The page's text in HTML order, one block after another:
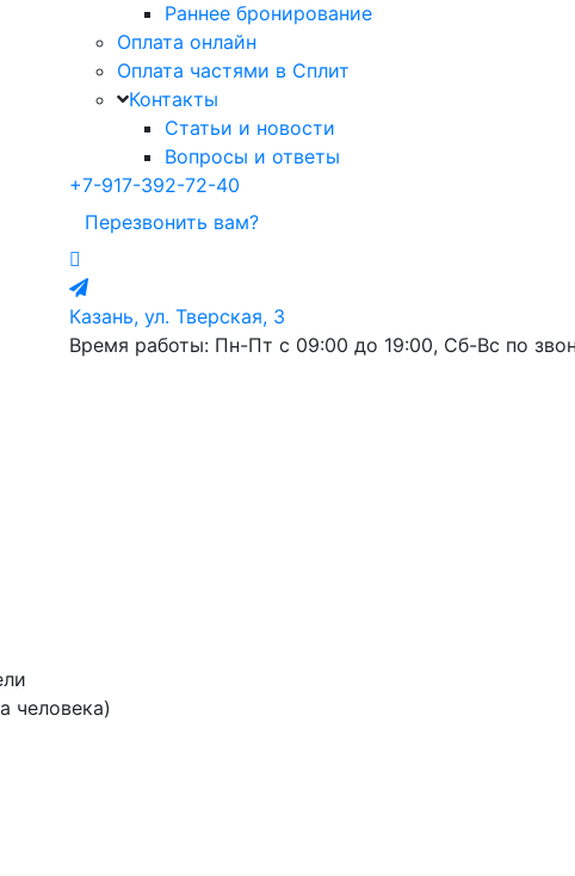
Раннее бронирование
Оплата онлайн
Оплата частями в Сплит
Контакты
Статьи и новости
Вопросы и ответы
+7-917-392-72-40
Перезвонить вам?
Казань, ул. Тверская, 3
Время работы: Пн-Пт с 09:00 до 19:00, Сб-Вс по
человека)